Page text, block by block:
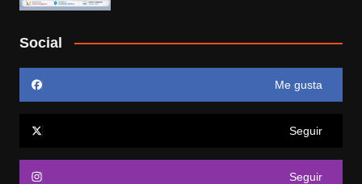
Social
Me gusta
Seguir
Seguir